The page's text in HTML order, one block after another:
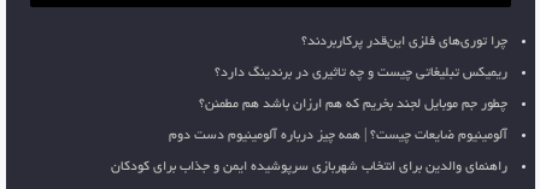
چرا توری‌های فلزی این‌قدر پرکاربردند؟
ریمیکس تبلیغاتی چیست و چه تاثیری در برندینگ دارد؟
چطور جم موبایل لجند بخریم که هم ارزان باشد هم مطمئن؟
آلومینیوم ضایعات چیست؟ | همه چیز درباره آلومینیوم دست دوم
راهنمای والدین برای انتخاب شهربازی سرپوشیده ایمن و جذاب برای کودکان